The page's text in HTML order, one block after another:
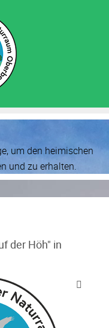
um den heimischen
und zu erhalten.
der Höh" in